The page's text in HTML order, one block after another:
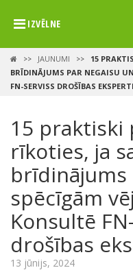
IZVĒLNE
>> JAUNUMI >>
15
BRĪDINĀJUMS PAR NEGAISU
FN-SERVISS DROŠĪBAS EKSPERTI
15 praktiski
rīkoties, ja
brīdinājums
spēcīgām
Konsultē FN-
drošības
13 jūnijs, 2024